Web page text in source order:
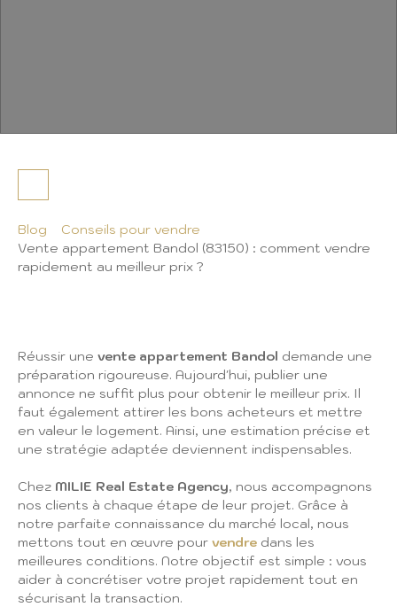
Blog
Conseils pour vendre
Vente appartement Bandol (83150) : comment vendre
rapidement au meilleur prix ?
Réussir une vente appartement Bandol demande une
préparation rigoureuse. Aujourd'hui, publier une
annonce ne suffit plus pour obtenir le meilleur prix. Il
faut également attirer les bons acheteurs et mettre
en valeur le logement. Ainsi, une estimation précise et
une stratégie adaptée deviennent indispensables.
Chez MILIE Real Estate Agency, nous accompagnons
nos clients à chaque étape de leur projet. Grâce à
notre parfaite connaissance du marché local, nous
mettons tout en œuvre pour vendre dans les
meilleures conditions. Notre objectif est simple : vous
aider à concrétiser votre projet rapidement tout en
sécurisant la transaction.